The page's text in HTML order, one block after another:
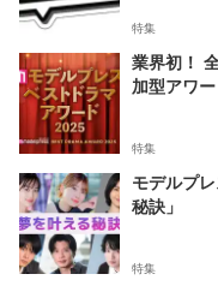
特集
業界初！
加型アワ
特集
モデルプ
秘訣」
特集